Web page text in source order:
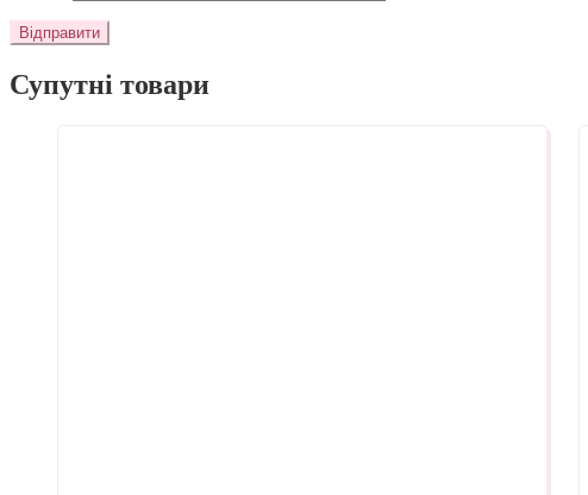
Супутні товари